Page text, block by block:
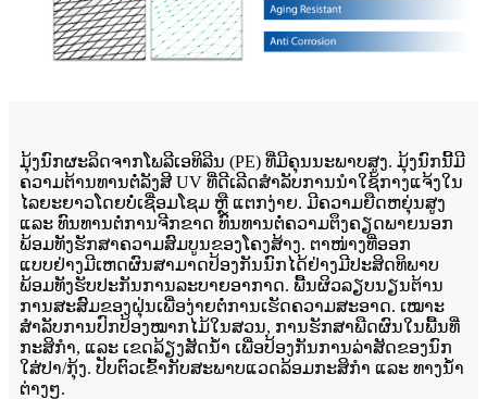
ມຸ້ງນົກຜະລິດຈາກໂພລີເອທິລີນ (PE) ທີ່ມີຄຸນນະພາບສູງ. ມຸ້ງນົກນີ້ມີ
ຄວາມຕ້ານທານຕໍ່ລັງສີ UV ທີ່ດີເລີດສຳລັບການນຳໃຊ້ກາງແຈ້ງໃນ
ໄລຍະຍາວໂດຍບໍ່ເຊື່ອມໂຊມ ຫຼື ແຕກງ່າຍ. ມີຄວາມຍືດຫຍຸ່ນສູງ
ແລະ ທົນທານຕໍ່ການຈີກຂາດ ທົນທານຕໍ່ຄວາມຕຶງຄຽດພາຍນອກ
ພ້ອມທັງຮັກສາຄວາມສົມບູນຂອງໂຄງສ້າງ. ຕາໜ່າງທີ່ອອກ
ແບບຢ່າງມີເຫດຜົນສາມາດປ້ອງກັນນົກໄດ້ຢ່າງມີປະສິດທິພາບ
ພ້ອມທັງຮັບປະກັນການລະບາຍອາກາດ. ພື້ນຜິວລຽບນຽນຕ້ານ
ການສະສົມຂອງຝຸ່ນເພື່ອງ່າຍຕໍ່ການເຮັດຄວາມສະອາດ. ເໝາະ
ສຳລັບການປົກປ້ອງໝາກໄມ້ໃນສວນ, ການຮັກສາພືດຜົນໃນພື້ນທີ່
ກະສິກຳ, ແລະ ເຂດລ້ຽງສັດນ້ຳ ເພື່ອປ້ອງກັນການລ່າສັດຂອງນົກ
ໃສ່ປາ/ກຸ້ງ. ປັບຕົວເຂົ້າກັບສະພາບແວດລ້ອມກະສິກຳ ແລະ ທາງນ້ຳ
ຕ່າງໆ.